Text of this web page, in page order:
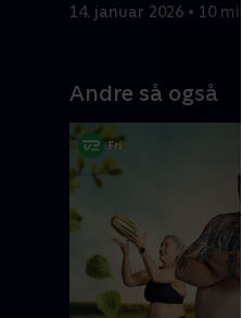
14. januar 2026 • 10 min
Andre så også